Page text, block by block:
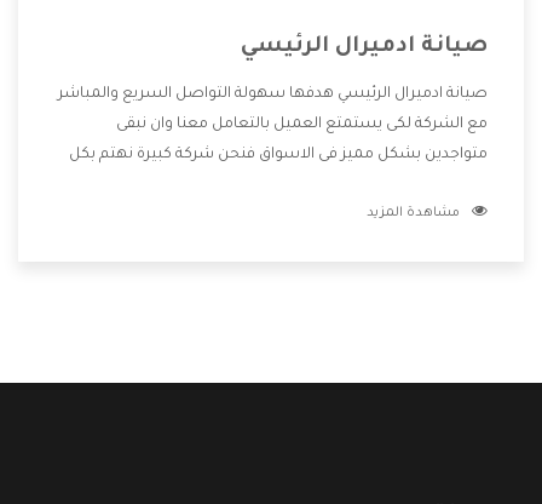
صيانة ادميرال الرئيسي
صيانة ادميرال الرئيسي هدفها سهولة التواصل السريع والمباشر
مع الشركة لكى يستمتع العميل بالتعامل معنا وان نبقى
متواجدين بشكل مميز فى الاسواق فنحن شركة كبيرة نهتم بكل
الشركة بها والتى تكون منها خدمة الصيانة التى تكون من أهم
مشاهدة المزيد